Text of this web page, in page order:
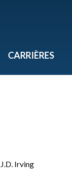
CARRIÈRES
Irving